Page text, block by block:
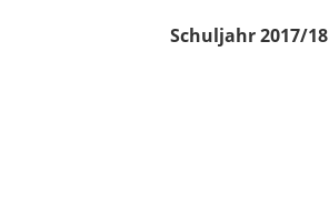
Schuljahr 2017/18